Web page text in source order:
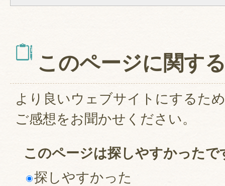
このページに関す
より良いウェブサイトにするた
ご感想をお聞かせください。
このページは探しやすかったで
探しやすかった